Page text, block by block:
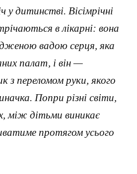
у дитинстві. Вісімрічні
в лікарні: вона
вадою серця, яка
палат, і він —
з переломом руки, якого
Попри різні світи,
між дітьми виникає
протягом усього